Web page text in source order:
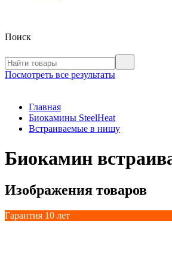
Поиск
Посмотреть все результаты
Главная
Биокамины SteelHeat
Встраиваемые в нишу
Биокамин
Изображения товаров
Гарантия 10 лет